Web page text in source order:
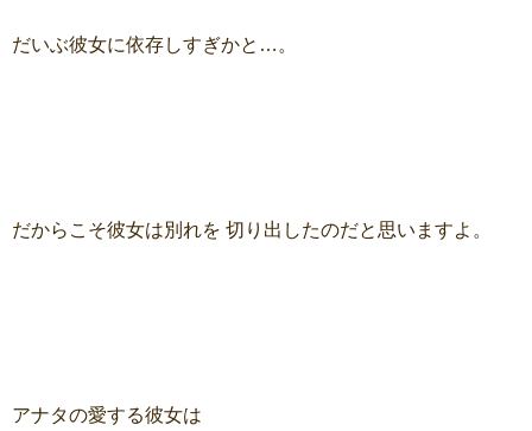
だいぶ彼女に依存しすぎかと…。
だからこそ彼女は別れを 切り出したのだと思いますよ。
アナタの愛する彼女は